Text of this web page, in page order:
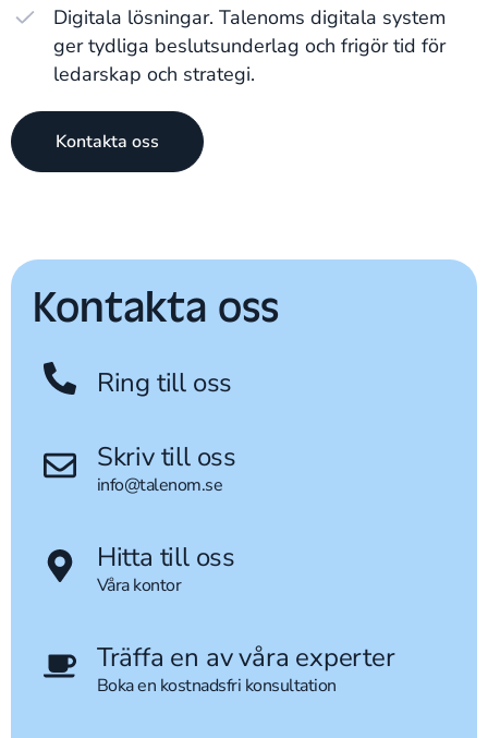
Digitala lösningar. Talenoms digitala system
ger tydliga beslutsunderlag och frigör tid för
ledarskap och strategi.
Kontakta oss
Kontakta oss
Ring till oss
Skriv till oss
info@talenom.se
Hitta till oss
Våra kontor
Träffa en av våra experter
Boka en kostnadsfri konsultation